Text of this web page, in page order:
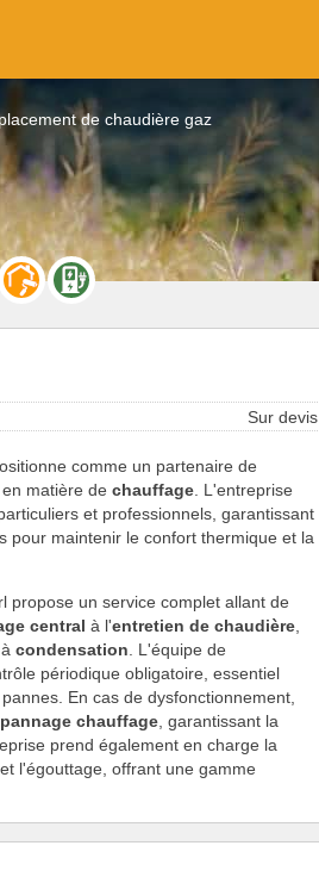
de chaudière gaz
Sur devis
comme un partenaire de
en matière dechauffage . L'entreprise
et professionnels, garantissant
pour maintenir le confort thermique et la
propose un service complet allant de
central à l'entretien de chaudière
àcondensation . L'équipe de
périodique obligatoire, essentiel
En cas de dysfonctionnement,
chauffage , garantissant la
prend également en charge la
l'égouttage, offrant une gamme